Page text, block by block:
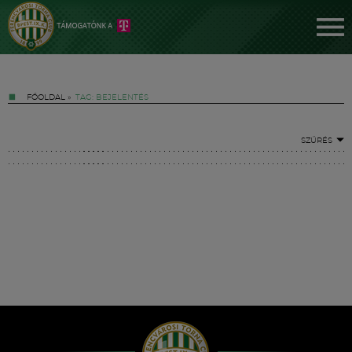
FŐOLDAL » TAG: BEJELENTÉS
SZŰRÉS
Hírek